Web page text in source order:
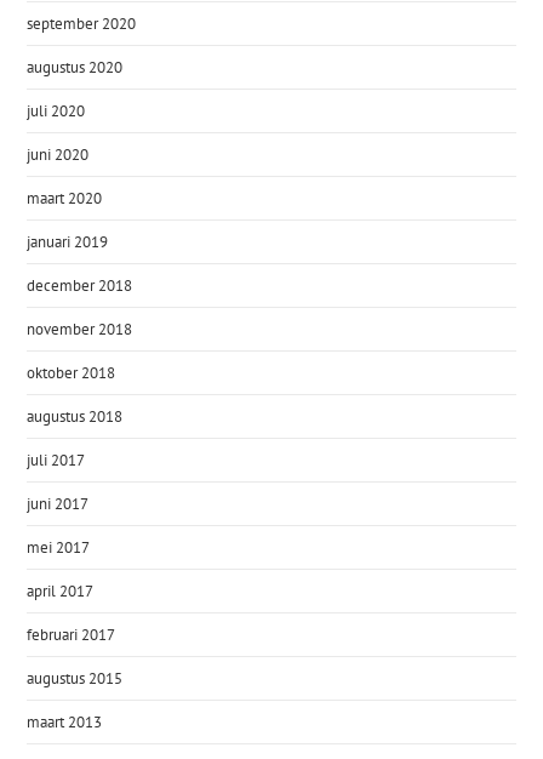
september 2020
augustus 2020
juli 2020
juni 2020
maart 2020
januari 2019
december 2018
november 2018
oktober 2018
augustus 2018
juli 2017
juni 2017
mei 2017
april 2017
februari 2017
augustus 2015
maart 2013